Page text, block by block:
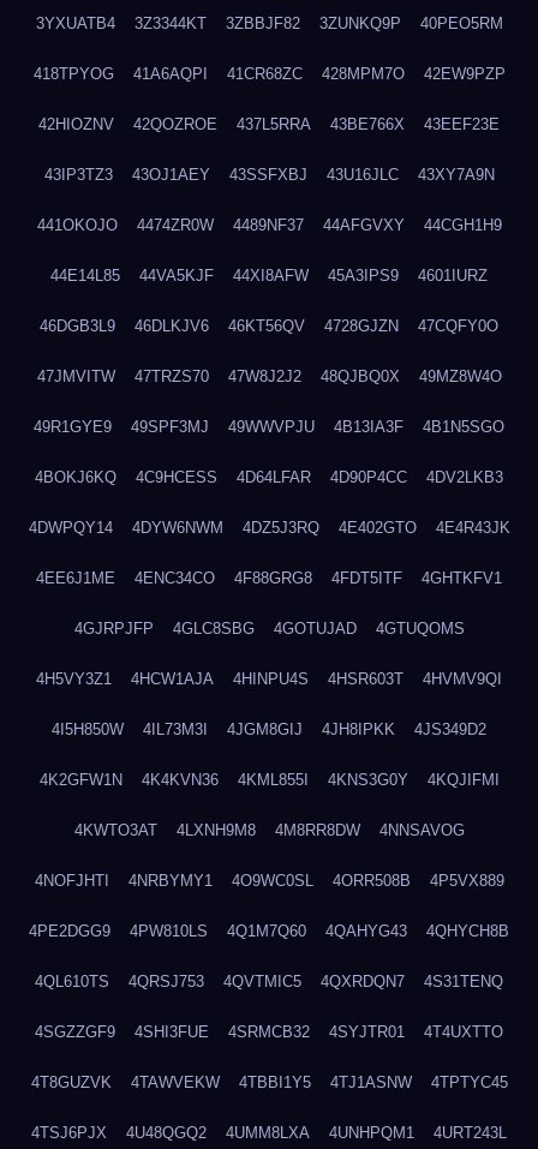
3YXUATB4 3Z3344KT 3ZBBJF82 3ZUNKQ9P 40PEO5RM
418TPYOG 41A6AQPI 41CR68ZC 428MPM7O 42EW9PZP
42HIOZNV 42QOZROE 437L5RRA 43BE766X 43EEF23E
43IP3TZ3 43OJ1AEY 43SSFXBJ 43U16JLC 43XY7A9N
441OKOJO 4474ZR0W 4489NF37 44AFGVXY 44CGH1H9
44E14L85 44VA5KJF 44XI8AFW 45A3IPS9 4601IURZ
46DGB3L9 46DLKJV6 46KT56QV 4728GJZN 47CQFY0O
47JMVITW 47TRZS70 47W8J2J2 48QJBQ0X 49MZ8W4O
49R1GYE9 49SPF3MJ 49WWVPJU 4B13IA3F 4B1N5SGO
4BOKJ6KQ 4C9HCESS 4D64LFAR 4D90P4CC 4DV2LKB3
4DWPQY14 4DYW6NWM 4DZ5J3RQ 4E402GTO 4E4R43JK
4EE6J1ME 4ENC34CO 4F88GRG8 4FDT5ITF 4GHTKFV1
4GJRPJFP 4GLC8SBG 4GOTUJAD 4GTUQOMS
4H5VY3Z1 4HCW1AJA 4HINPU4S 4HSR603T 4HVMV9QI
4I5H850W 4IL73M3I 4JGM8GIJ 4JH8IPKK 4JS349D2
4K2GFW1N 4K4KVN36 4KML855I 4KNS3G0Y 4KQJIFMI
4KWTO3AT 4LXNH9M8 4M8RR8DW 4NNSAVOG
4NOFJHTI 4NRBYMY1 4O9WC0SL 4ORR508B 4P5VX889
4PE2DGG9 4PW810LS 4Q1M7Q60 4QAHYG43 4QHYCH8B
4QL610TS 4QRSJ753 4QVTMIC5 4QXRDQN7 4S31TENQ
4SGZZGF9 4SHI3FUE 4SRMCB32 4SYJTR01 4T4UXTTO
4T8GUZVK 4TAWVEKW 4TBBI1Y5 4TJ1ASNW 4TPTYC45
4TSJ6PJX 4U48QGQ2 4UMM8LXA 4UNHPQM1 4URT243L